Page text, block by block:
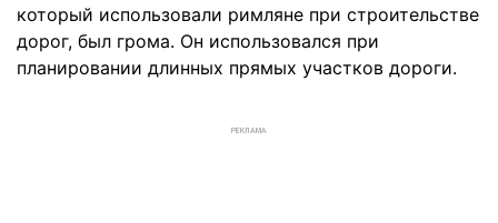
который использовали римляне при строительстве
дорог, был грома. Он использовался при
планировании длинных прямых участков дороги.
РЕКЛАМА